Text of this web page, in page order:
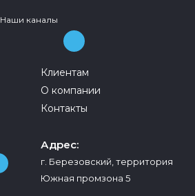
Наши каналы
Клиентам
О компании
Контакты
Адрес:
г. Березовский, территория
Южная промзона 5